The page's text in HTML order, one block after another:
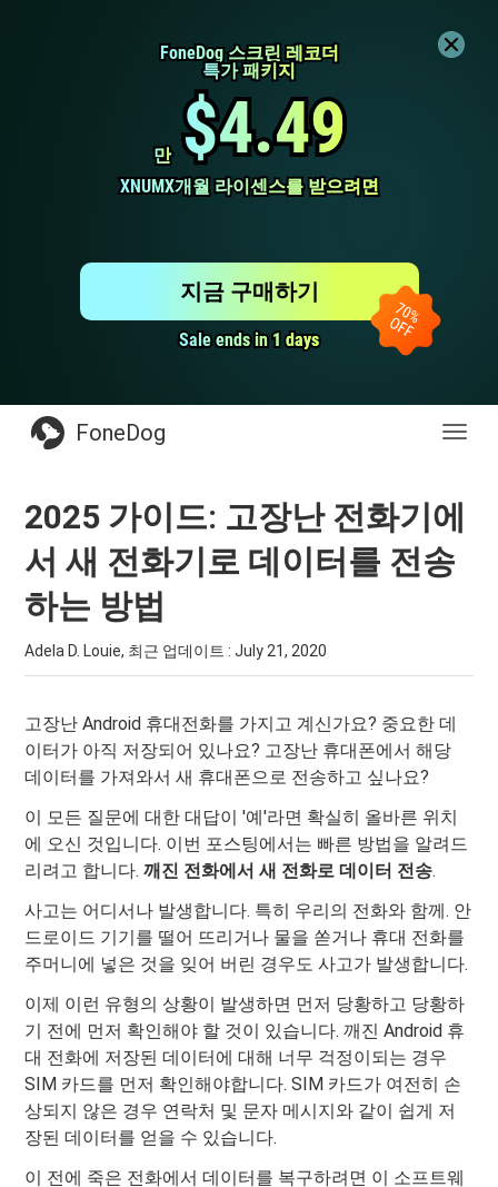
FoneDog 스크린 레코더
FoneDog 스크린 레코더
특가 패키지
특가 패키지
만
만 $4.49
$4.49
XNUMX개월 라이센스를 받으려면
XNUMX개월 라이센스를 받으려면
Sale ends in 1 days
Sale ends in 1 days
지금 구매하기
전
FoneDog
2025 가이드: 고장난 전화기에
서 새 전화기로 데이터를 전송
하는 방법
Adela D. Louie, 최근 업데이트 :July 21, 2020
고장난 Android 휴대전화를 가지고 계신가요? 중요한 데
이터가 아직 저장되어 있나요? 고장난 휴대폰에서 해당
데이터를 가져와서 새 휴대폰으로 전송하고 싶나요?
이 모든 질문에 대한 대답이 '예'라면 확실히 올바른 위치
에 오신 것입니다. 이번 포스팅에서는 빠른 방법을 알려드
리려고 합니다.깨진 전화에서 새 전화로 데이터 전송.
사고는 어디서나 발생합니다. 특히 우리의 전화와 함께. 안
드로이드 기기를 떨어 뜨리거나 물을 쏟거나 휴대 전화를
주머니에 넣은 것을 잊어 버린 경우도 사고가 발생합니다.
이제 이런 유형의 상황이 발생하면 먼저 당황하고 당황하
기 전에 먼저 확인해야 할 것이 있습니다. 깨진 Android 휴
대 전화에 저장된 데이터에 대해 너무 걱정이되는 경우
SIM 카드를 먼저 확인해야합니다. SIM 카드가 여전히 손
상되지 않은 경우 연락처 및 문자 메시지와 같이 쉽게 저
장된 데이터를 얻을 수 있습니다.
이 전에 죽은 전화에서 데이터를 복구하려면 이 소프트웨